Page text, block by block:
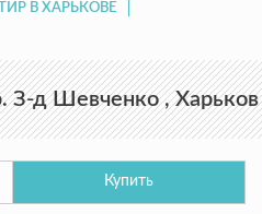
В ХАРЬКОВЕ
З-д Шевченко , Харьков
Купить